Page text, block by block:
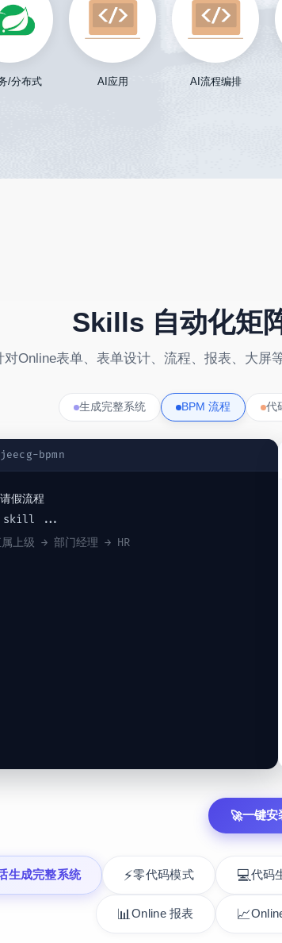
/分布式 AI应用 AI流程编排
Skills 自动化矩
对Online表单、表单设计、流程、报表、大
生成完整系统 BPM 流程 代
bpmn
假流程
skill ...
上级 → 部门经理 → HR
🚀一键安
生成完整系统 ⚡零代码模式 💻代码
📊Online 报表 📈